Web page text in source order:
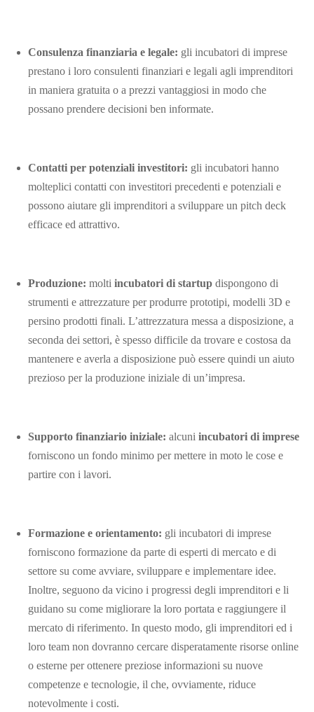
Consulenza finanziaria e legale: gli incubatori di imprese
prestano i loro consulenti finanziari e legali agli imprenditori
in maniera gratuita o a prezzi vantaggiosi in modo che
possano prendere decisioni ben informate.
Contatti per potenziali investitori: gli incubatori hanno
molteplici contatti con investitori precedenti e potenziali e
possono aiutare gli imprenditori a sviluppare un pitch deck
efficace ed attrattivo.
Produzione: molti incubatori di startup dispongono di
strumenti e attrezzature per produrre prototipi, modelli 3D e
persino prodotti finali. L’attrezzatura messa a disposizione, a
seconda dei settori, è spesso difficile da trovare e costosa da
mantenere e averla a disposizione può essere quindi un aiuto
prezioso per la produzione iniziale di un’impresa.
Supporto finanziario iniziale: alcuni incubatori di imprese
forniscono un fondo minimo per mettere in moto le cose e
partire con i lavori.
Formazione e orientamento: gli incubatori di imprese
forniscono formazione da parte di esperti di mercato e di
settore su come avviare, sviluppare e implementare idee.
Inoltre, seguono da vicino i progressi degli imprenditori e li
guidano su come migliorare la loro portata e raggiungere il
mercato di riferimento. In questo modo, gli imprenditori ed i
loro team non dovranno cercare disperatamente risorse online
o esterne per ottenere preziose informazioni su nuove
competenze e tecnologie, il che, ovviamente, riduce
notevolmente i costi.